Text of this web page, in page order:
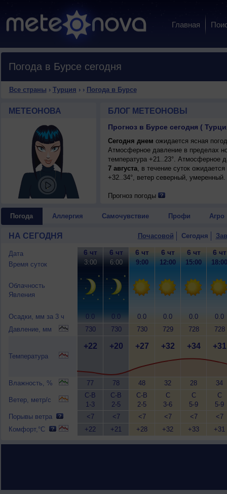
Главная
Погода в Бурсе сегодня
Все страны › Турция › › Погода в Бурсе
МЕТЕОНОВА БЛОГ МЕТЕОНОВЫ
Прогноз в Бурсе сегодня (
Сегодня днем ожидается ясная
Атмосферное давление в пределах
температура +21..23°. Атмосферное
7 августа, в течение суток
+32..34°, ветер северный, умеренный.
Прогноз погоды
Погода Аллергия Самочувствие Профи Агро
НА СЕГОДНЯ Почасовой Сегодня
Дата
Время суток
Облачность
Явления
Осадки, мм за 3 ч
Давление, мм
Температура
Влажность, %
Ветер, метр/с
Порывы ветра
Комфорт,°C
6 чт
3:00
0.0
730
+22
77
С-В
1-3
<7
+22
6 чт
6:00
0.0
730
+20
78
С-В
2-5
<7
+21
6 чт
9:00
0.0
730
+27
48
С-В
2-5
<7
+28
6 чт
12:00
0.0
729
+32
32
С
3-6
<7
+32
6 чт
15:00
0.0
728
+34
28
С
5-9
<7
+33
6 чт
18:00
0.0
728
+31
34
С
5-9
<7
+31